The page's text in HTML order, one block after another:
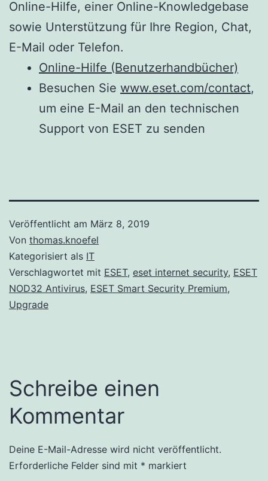
Online-Hilfe, einer Online-Knowledgebase
sowie Unterstützung für Ihre Region, Chat,
E-Mail oder Telefon.
Online-Hilfe (Benutzerhandbücher)
Besuchen Sie www.eset.com/contact,
um eine E-Mail an den technischen
Support von ESET zu senden
Veröffentlicht am März 8, 2019
Von thomas.knoefel
Kategorisiert als IT
Verschlagwortet mit ESET, eset internet security, ESET
NOD32 Antivirus, ESET Smart Security Premium,
Upgrade
Schreibe einen
Kommentar
Deine E-Mail-Adresse wird nicht veröffentlicht.
Erforderliche Felder sind mit * markiert
Alternative: